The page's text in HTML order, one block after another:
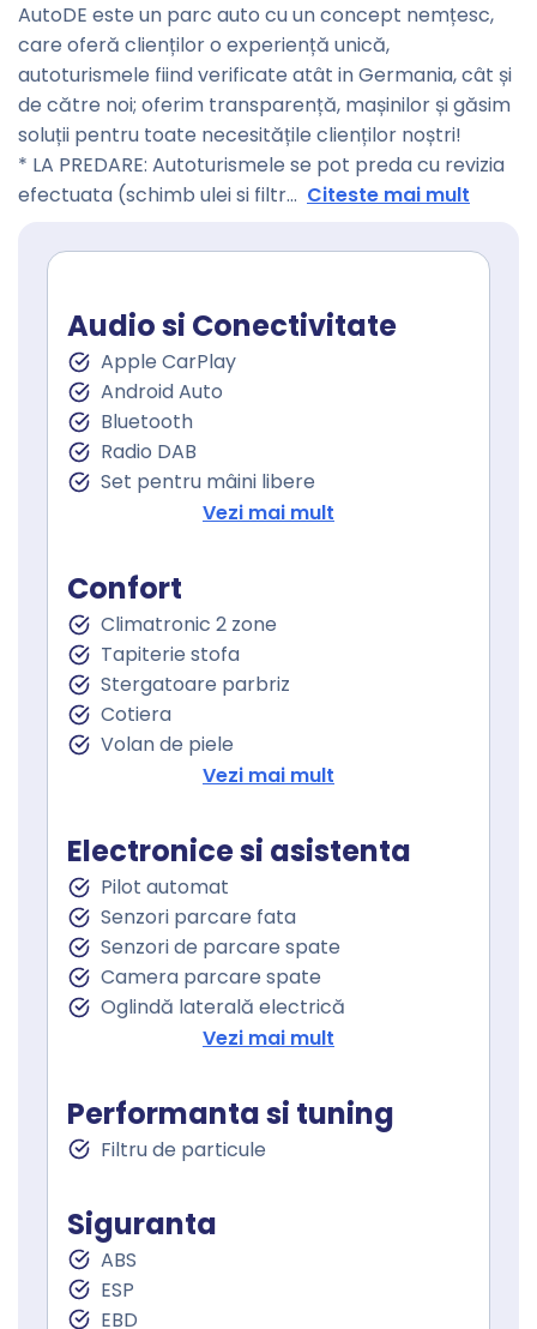
AutoDE este un parc auto cu un concept nemțesc,
care oferă clienților o experiență unică,
autoturismele fiind verificate atât in Germania, cât și
de către noi; oferim transparență, mașinilor și găsim
soluții pentru toate necesitățile clienților noștri!
* LA PREDARE: Autoturismele se pot preda cu revizia
efectuata (schimb ulei si filtr... Citeste mai mult
Audio si Conectivitate
Apple CarPlay
Android Auto
Bluetooth
Radio DAB
Set pentru mâini libere
Touchscreen
Vezi mai mult
Confort
Climatronic 2 zone
Tapiterie stofa
Stergatoare parbriz
Cotiera
Volan de piele
Volan cu comenzi
Keyless go
Pornire motor Keyless
Senzor ploaie
Geamuri fata electrice
Geamuri spate electrice
Geamuri cu tenta
Vezi mai mult
Electronice si asistenta
Pilot automat
Senzori parcare fata
Senzori de parcare spate
Camera parcare spate
Oglindă laterală electrică
Oglinzi retrovizoare incalzite
Asistenta la franare
Controlul tractiunii
Asistent staionare in rampa
Stopuri LED
Sistem Start Stop
Senzori presiune roti
Frana parcare electrica
Vezi mai mult
Performanta si tuning
Filtru de particule
Siguranta
ABS
ESP
EBD